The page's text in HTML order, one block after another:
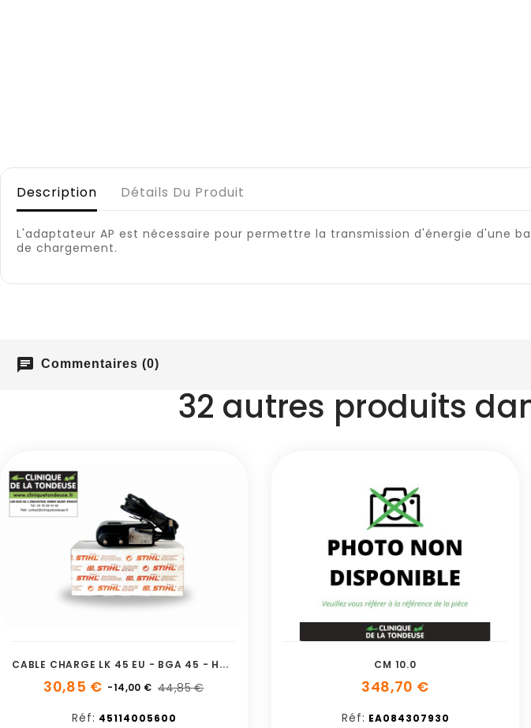
Description Détails Du Produit
L'adaptateur AP est nécessaire pour permettre la transmission d'énergie d'une
de chargement.
chat Commentaires (0)
32 autres produits
C
ABLE CHARGE LK 45 EU - BGA 45 - HSA 45 - FSA 45
30,85 € -14,00 € 44,85 €
Réf: 45114005600
CM 10.0
348,70 €
Réf: EA084307930